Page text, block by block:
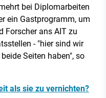
bei Diplomarbeiten
ein Gastprogramm, um
Forscher ans AIT zu
- "hier sind wir
Seiten haben", so
als sie zu vernichten?